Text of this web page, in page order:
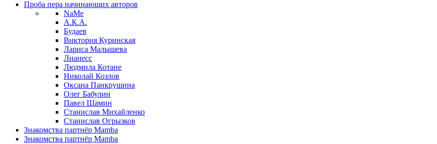
Проба пера начинающих авторов
NaMe
А.К.А.
Будаев
Виктория Куринская
Лариса Малышева
Лианесс
Людмила Котане
Николай Козлов
Оксана Панкрушина
Олег Бабулин
Павел Шамин
Станислав Михайленко
Станислав Огрызков
Знакомства партнёр Mamba
Знакомства партнёр Mamba